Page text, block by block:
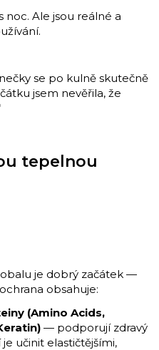
noc. Ale jsou reálné a
se po kulně skutečně
jsem nevěřila, že
tepelnou
obalu je dobrý začátek —
obsahuje:
(Amino Acids,
— podporují zdravý
učinit elastičtějšími,